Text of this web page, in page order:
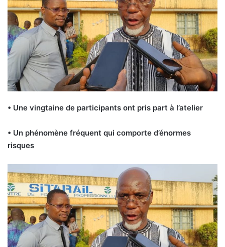
• Une vingtaine de participants ont pris part à l’atelier
• Un phénomène fréquent qui comporte d’énormes
risques